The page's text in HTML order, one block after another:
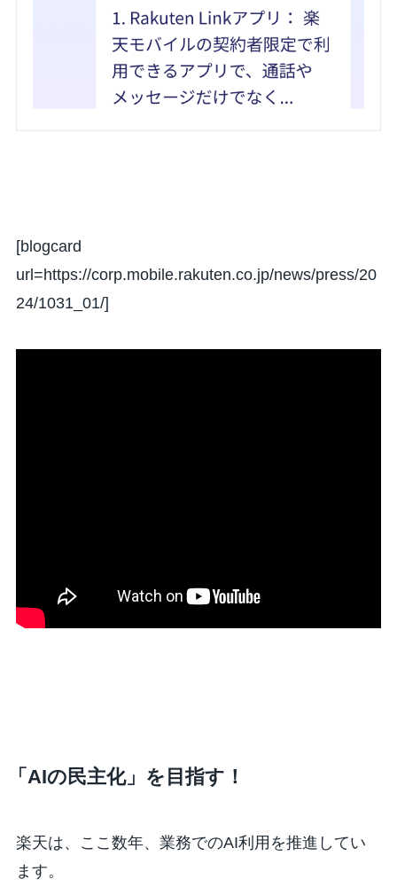
[blogcard
url=https://corp.mobile.rakuten.co.jp/news/press/20
24/1031_01/]
「AIの民主化」を目指す！
楽天は、ここ数年、業務でのAI利用を推進してい
ます。